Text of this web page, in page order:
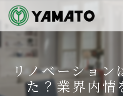
リノベーショ
た？業界内情